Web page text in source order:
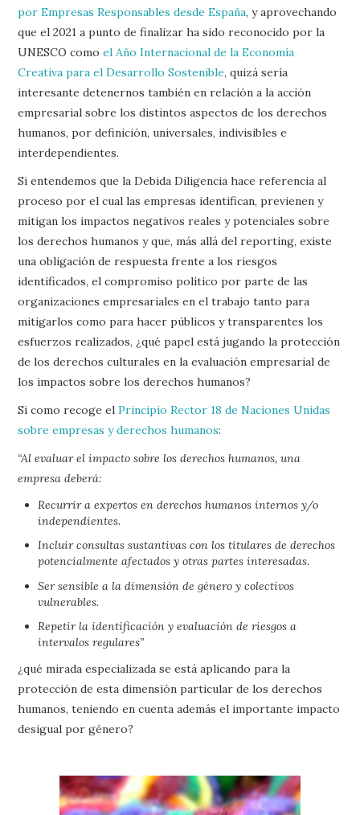
por Empresas Responsables desde España, y aprovechando
que el 2021 a punto de finalizar ha sido reconocido por la
UNESCO comoel Año Internacional de la Economía
Creativa para el Desarrollo Sostenible, quizá sería
interesante detenernos también en relación a la acción
empresarial sobre los distintos aspectos de los derechos
humanos, por definición, universales, indivisibles e
interdependientes.
Si entendemos que la Debida Diligencia hace referencia al
proceso por el cual las empresas identifican, previenen y
mitigan los impactos negativos reales y potenciales sobre
los derechos humanos y que, más allá del reporting, existe
una obligación de respuesta frente a los riesgos
identificados, el compromiso político por parte de las
organizaciones empresariales en el trabajo tanto para
mitigarlos como para hacer públicos y transparentes los
esfuerzos realizados, ¿qué papel está jugando la protección
de los derechos culturales en la evaluación empresarial de
los impactos sobre los derechos humanos?
Si como recoge elPrincipio Rector 18 de Naciones Unidas
sobre empresas y derechos humanos:
“Al evaluar el impacto sobre los derechos humanos, una
empresa deberá:
Recurrir a expertos en derechos humanos internos y/o
independientes.
Incluir consultas sustantivas con los titulares de derechos
potencialmente afectados y otras partes interesadas.
Ser sensible a la dimensión de género y colectivos
vulnerables.
Repetir la identificación y evaluación de riesgos a
intervalos regulares”
¿qué mirada especializada se está aplicando para la
protección de esta dimensión particular de los derechos
humanos, teniendo en cuenta además el importante impacto
desigual por género?